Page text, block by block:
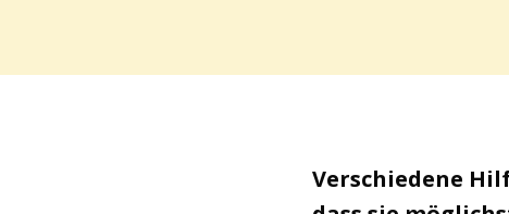
Verschiedene